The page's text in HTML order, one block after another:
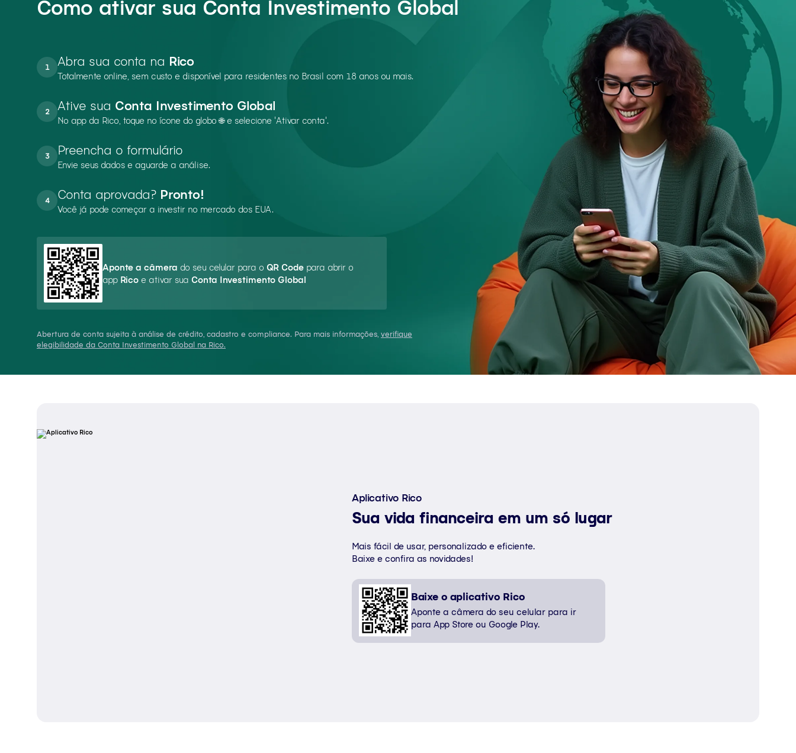
Como ativar sua Conta Investimento Global
1 Abra sua conta na Rico
Totalmente online, sem custo e disponível para residentes no Brasil com 18 anos ou mais.
2 Ative sua Conta Investimento Global
No app da Rico, toque no ícone do globo 🌐 e selecione 'Ativar conta'.
3 Preencha o formulário
Envie seus dados e aguarde a análise.
4 Conta aprovada? Pronto!
Você já pode começar a investir no mercado dos EUA.
Aponte a câmera do seu celular para o QR Code para abrir o
app Rico e ativar sua Conta Investimento Global
Abertura de conta sujeita à análise de crédito, cadastro e compliance. Para mais informações, verifique
elegibilidade da Conta Investimento Global na Rico.
Aplicativo Rico
Sua vida financeira em um só lugar
Mais fácil de usar, personalizado e eficiente.
Baixe e confira as novidades!
Baixe o aplicativo Rico
Aponte a câmera do seu celular para ir
para App Store ou Google Play.